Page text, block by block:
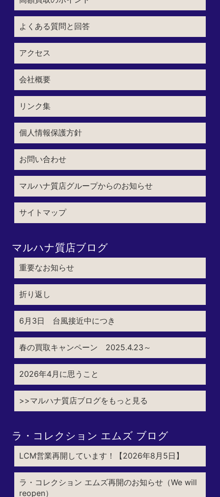
よくある質問と回答
アクセス
会社概要
リンク集
個人情報保護方針
お問い合わせ
マルハナ質店グループからのお知らせ
サイトマップ
マルハナ質店ブログ
重要なお知らせ
折り返し
6月3日 台風接近中につき
春の買取キャンペーン 2025.4.23～
2026年4月に思うこと
>>マルハナ質店ブログをもっと見る
ラ・コレクション エムズ ブログ
LCM営業再開しています！【2026年8月5日】
ラ・コレクション エムズ再開のお知らせ（We will
reopen）